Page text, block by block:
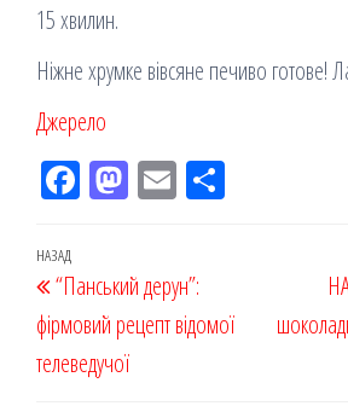
15 хвилин.
Ніжне хрумке вівсяне печиво готове!
Джерело
Fac
k
M
on
Em
я
Навігація
записів
Попередній
запис
НАЗАД
“Панський дерун”:
фірмовий рецепт відомої
телеведучої